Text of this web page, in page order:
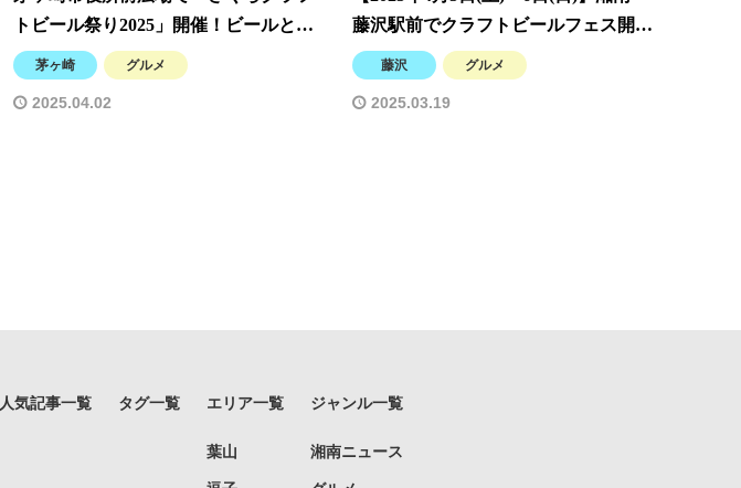
トビール祭り2025」開催！ビールと…
茅ヶ崎 グルメ
2025.04.02
藤沢駅前でクラフトビールフェス開…
藤沢 グルメ
2025.03.19
人気記事一覧 タグ一覧 エリア一覧
葉山
ジャンル一覧
湘南ニュース